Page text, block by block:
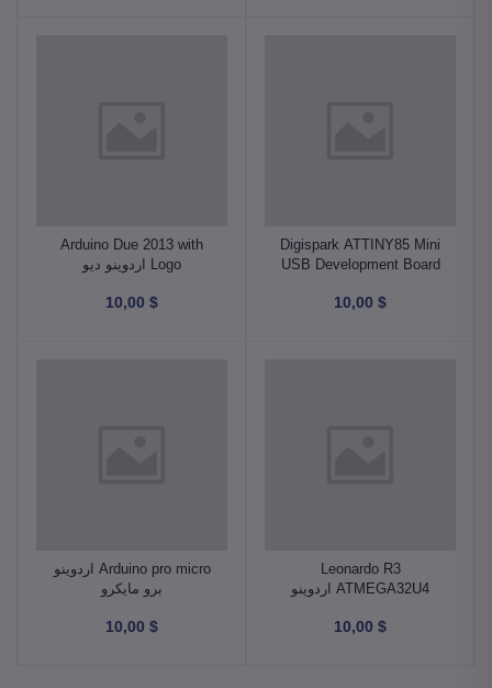
Digispark ATTINY85 Mini
USB Development Board
$ 10,00
Arduino Due 2013 with
Logo اردوينو ديو
$ 10,00
Leonardo R3
ATMEGA32U4 اردوينو
$ 10,00
Arduino pro micro اردوينو
برو مايكرو
$ 10,00